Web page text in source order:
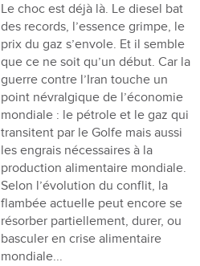
Le choc est déjà là. Le diesel bat
des records, l’essence grimpe, le
prix du gaz s’envole. Et il semble
que ce ne soit qu’un début. Car la
guerre contre l’Iran touche un
point névralgique de l’économie
mondiale : le pétrole et le gaz qui
transitent par le Golfe mais aussi
les engrais nécessaires à la
production alimentaire mondiale.
Selon l’évolution du conflit, la
flambée actuelle peut encore se
résorber partiellement, durer, ou
basculer en crise alimentaire
mondiale...